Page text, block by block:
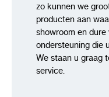
zo kunnen we
producten aan
showroom en
ondersteuning die
We staan u graag
service.